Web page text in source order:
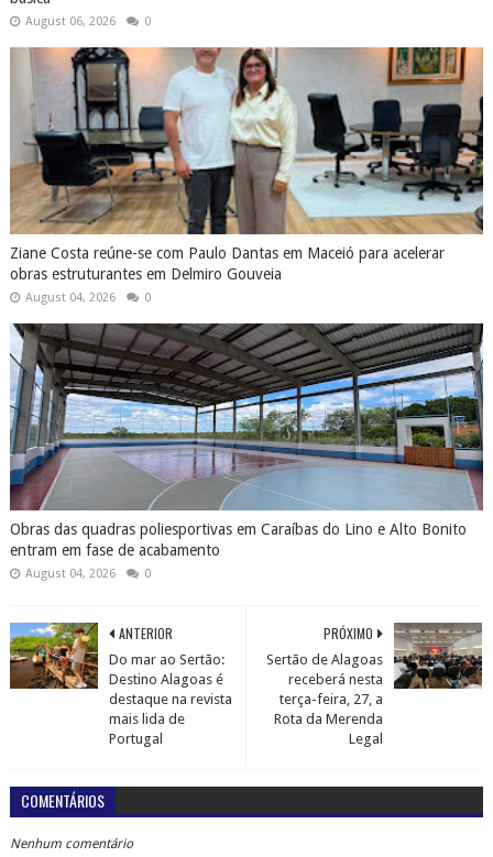
August 06, 2026 0
Ziane Costa reúne-se com Paulo Dantas em Maceió para acelerar
obras estruturantes em Delmiro Gouveia
August 04, 2026 0
Obras das quadras poliesportivas em Caraíbas do Lino e Alto Bonito
entram em fase de acabamento
August 04, 2026 0
PRÓXIMO
Sertão de Alagoas
receberá nesta
terça-feira, 27, a
Rota da Merenda
Legal
ANTERIOR
Do mar ao Sertão:
Destino Alagoas é
destaque na revista
mais lida de
Portugal
COMENTÁRIOS
Nenhum comentário